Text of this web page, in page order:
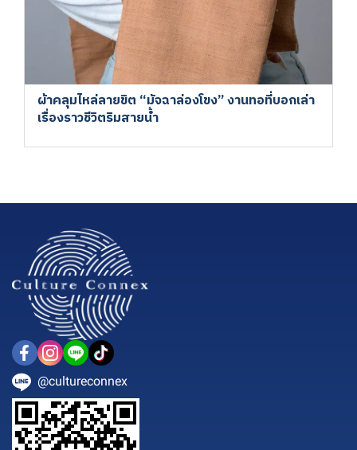
ผ้าคลุมไหล่ลายขิต “มัจฉาล่องโขง” งานทอที่บอกเล่า
เรื่องราวชีวิตริมสายน้ำ
@cultureconnex